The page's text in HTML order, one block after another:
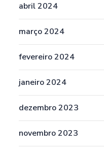
abril 2024
março 2024
fevereiro 2024
janeiro 2024
dezembro 2023
novembro 2023